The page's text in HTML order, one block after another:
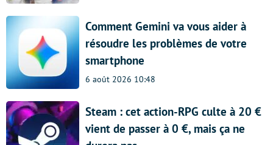
Comment Gemini va vous aider à
résoudre les problèmes de votre
smartphone
6 août 2026 10:48
Steam : cet action-RPG culte à 20 €
vient de passer à 0 €, mais ça ne